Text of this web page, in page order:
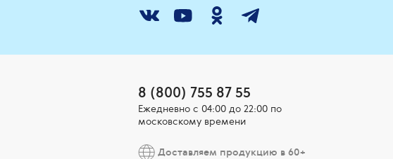
8 (800) 755 87 55
Ежедневно c 04:00 до 22:00 по
московскому времени
Доставляем продукцию в 60+